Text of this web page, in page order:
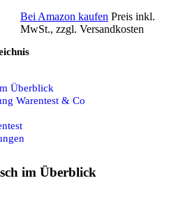
Bei Amazon kaufen Preis inkl.
MwSt., zzgl. Versandkosten
Überblick
Warentest & Co
im Überblick